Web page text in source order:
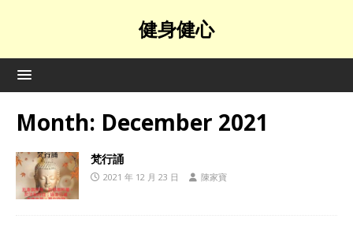
健身健心
Month: December 2021
梵行誦
2021 年 12 月 23 日 陳家寶